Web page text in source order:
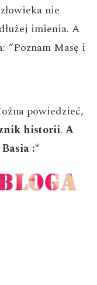
nie
imienia. A
“Poznam Masę i
powiedzieć,
historii. A
:*